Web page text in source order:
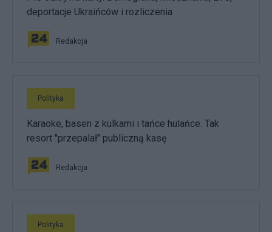
deportacje Ukraińców i rozliczenia
Redakcja
Polityka
Karaoke, basen z kulkami i tańce hulańce. Tak
resort "przepalał" publiczną kasę
Redakcja
Polityka